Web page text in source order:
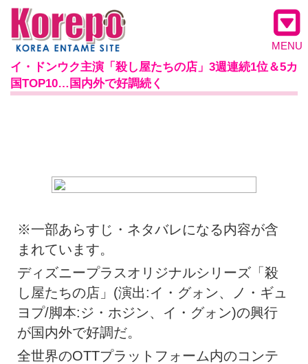
MENU
イ・ドンウク主演「殺し屋たちの店」3週連続1位＆5カ
国TOP10…国内外で好調続く
※一部あらすじ・ネタバレになる内容が含
まれています。
ディズニープラスオリジナルシリーズ「殺
し屋たちの店」(演出:イ・グォン、ノ・ギュ
ヨプ/脚本:ジ・ホジン、イ・グォン)の興行
が国内外で好調だ。
全世界のOTTプラットフォーム内のコンテ